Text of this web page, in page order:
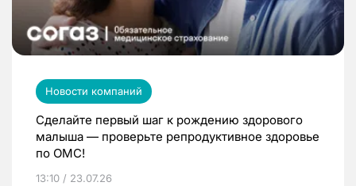
Новости компаний
Сделайте первый шаг к рождению здорового
малыша — проверьте репродуктивное здоровье
по ОМС!
13:10 / 23.07.26